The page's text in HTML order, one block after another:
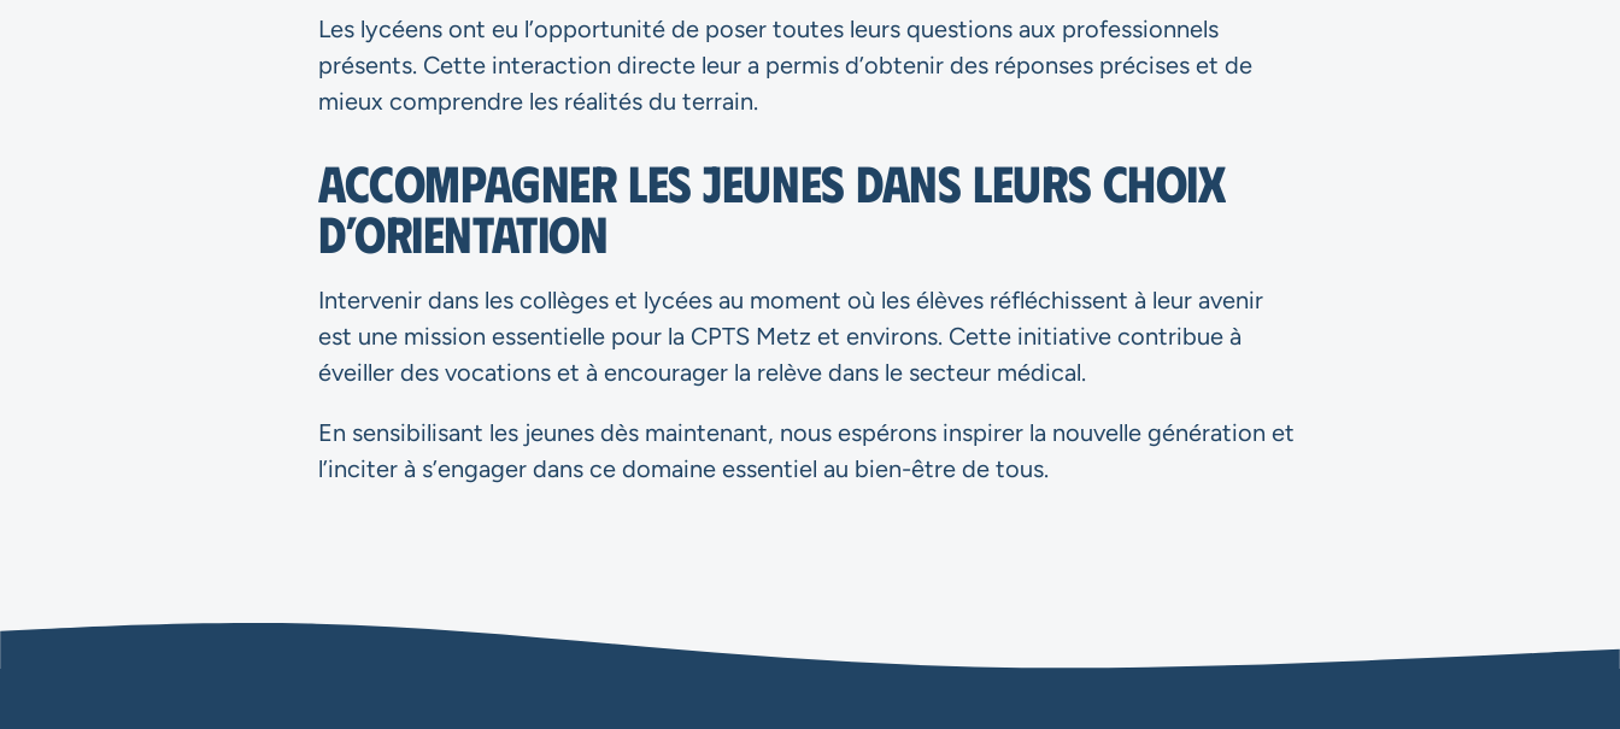
Les lycéens ont eu l’opportunité de poser toutes leurs questions aux professionnels
présents. Cette interaction directe leur a permis d’obtenir des réponses précises et de
mieux comprendre les réalités du terrain.
Accompagner les jeunes dans leurs choix
d’orientation
Intervenir dans les collèges et lycées au moment où les élèves réfléchissent à leur avenir
est une mission essentielle pour la CPTS Metz et environs. Cette initiative contribue à
éveiller des vocations et à encourager la relève dans le secteur médical.
En sensibilisant les jeunes dès maintenant, nous espérons inspirer la nouvelle génération et
l’inciter à s’engager dans ce domaine essentiel au bien-être de tous.